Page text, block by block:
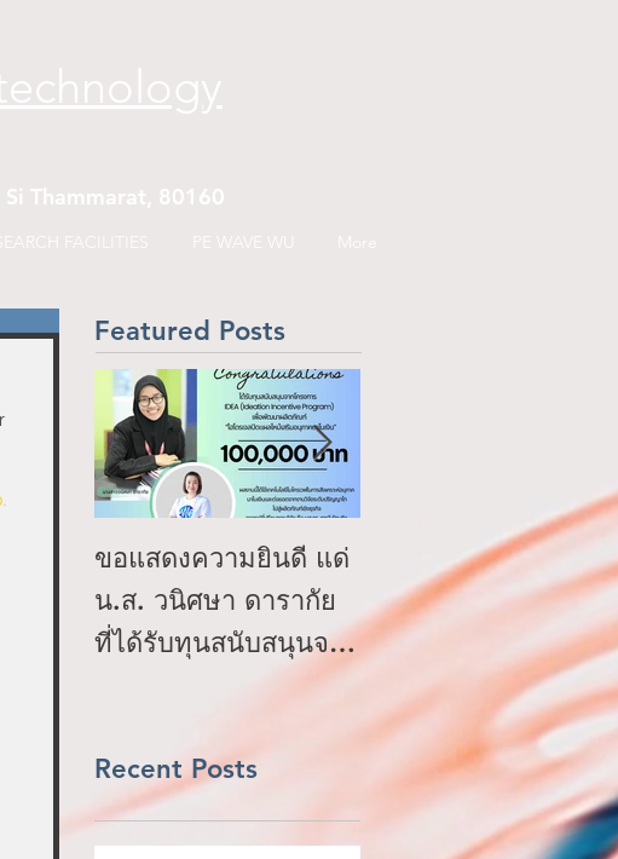
FACILITIES PE WAVE WU More
Thammarat, 80160
Featured Posts
ขอแสดงความยินดี แด่
น.ส. วนิศษา ดารากัย
ที่ได้รับทุนสนับสนุนจาก
Program) : TED
Youth Startup
Top news for
January 2025
Recent Posts